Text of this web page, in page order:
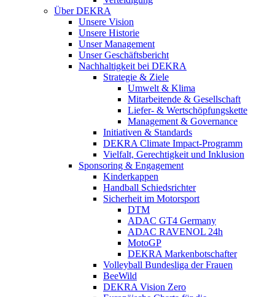
Über DEKRA
Unsere Vision
Unsere Historie
Unser Management
Unser Geschäftsbericht
Nachhaltigkeit bei DEKRA
Strategie & Ziele
Umwelt & Klima
Mitarbeitende & Gesellschaft
Liefer- & Wertschöpfungskette
Management & Governance
Initiativen & Standards
DEKRA Climate Impact-Programm
Vielfalt, Gerechtigkeit und Inklusion​
Sponsoring & Engagement
Kinderkappen
Handball Schiedsrichter
Sicherheit im Motorsport
DTM
ADAC GT4 Germany
ADAC RAVENOL 24h
MotoGP
DEKRA Markenbotschafter
Volleyball Bundesliga der Frauen
BeeWild
DEKRA Vision Zero